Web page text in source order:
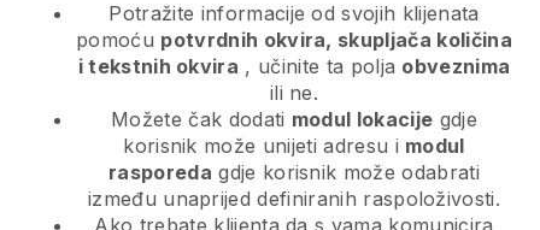
Potražite informacije od svojih klijenata
pomoću potvrdnih okvira, skupljača količina
i tekstnih okvira , učinite ta polja obveznima
ili ne.
Možete čak dodati modul lokacije gdje
korisnik može unijeti adresu i modul
rasporeda gdje korisnik može odabrati
između unaprijed definiranih raspoloživosti.